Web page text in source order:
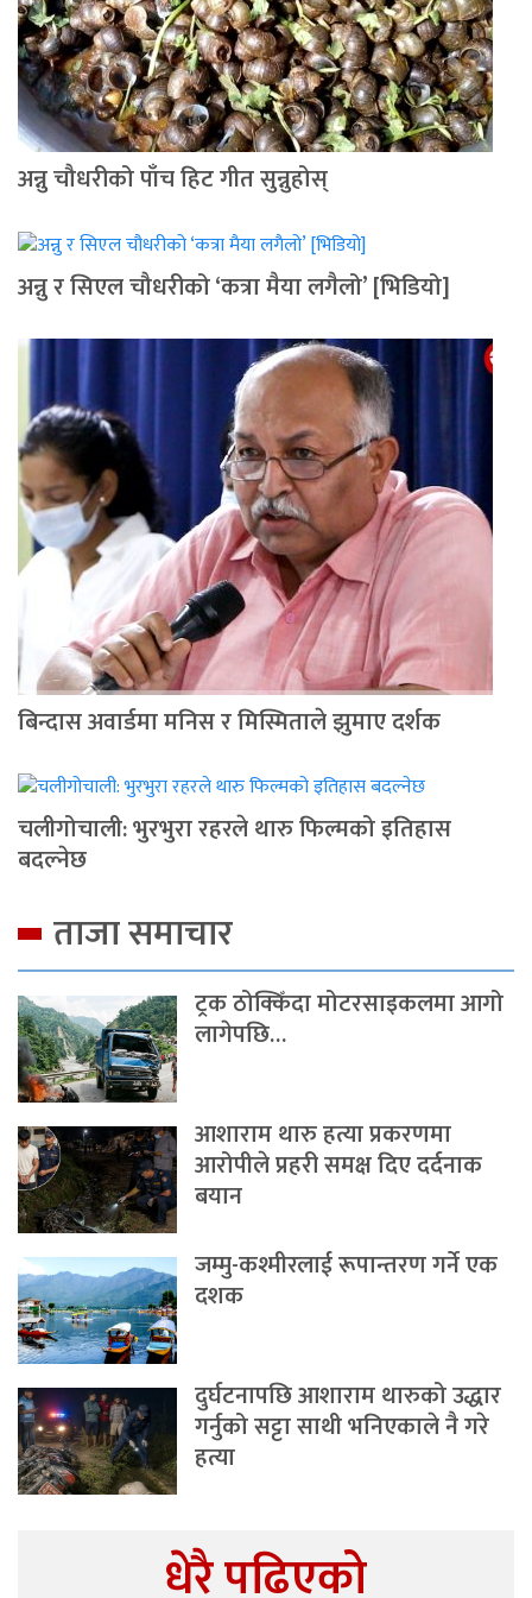
अन्नु चौधरीको पाँच हिट गीत सुन्नुहोस्
अन्नु र सिएल चौधरीको ‘कत्रा मैया लगैलो’ [भिडियो]
बिन्दास अवार्डमा मनिस र मिस्मिताले झुमाए दर्शक
चलीगोचाली: भुरभुरा रहरले थारु फिल्मको इतिहास
बदल्नेछ
ताजा समाचार
ट्रक ठोक्किँदा मोटरसाइकलमा आगो
लागेपछि…
आशाराम थारु हत्या प्रकरणमा
आरोपीले प्रहरी समक्ष दिए दर्दनाक
बयान
जम्मु-कश्मीरलाई रूपान्तरण गर्ने एक
दशक
दुर्घटनापछि आशाराम थारुको उद्धार
गर्नुको सट्टा साथी भनिएकाले नै गरे
हत्या
धेरै पढिएको